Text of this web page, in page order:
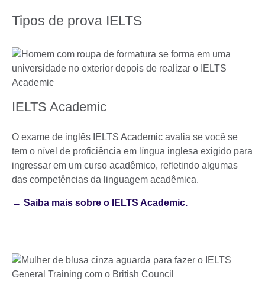
Tipos de prova IELTS
IELTS Academic
O exame de inglês IELTS Academic avalia se você se
tem o nível de proficiência em língua inglesa exigido para
ingressar em um curso acadêmico, refletindo algumas
das competências da linguagem acadêmica.
→ Saiba mais sobre o IELTS Academic.